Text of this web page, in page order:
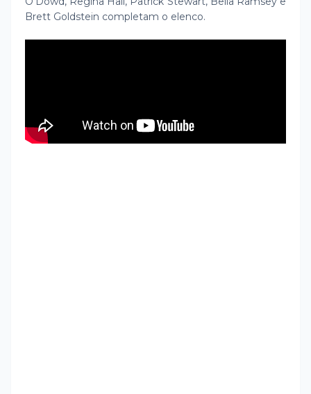
Brett Goldstein completam o elenco.